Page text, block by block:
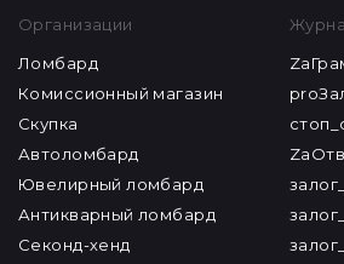
Организации
Ломбард
Комиссионный магазин
Скупка
Автоломбард
Ювелирный ломбард
Антикварный ломбард
Секонд-хенд